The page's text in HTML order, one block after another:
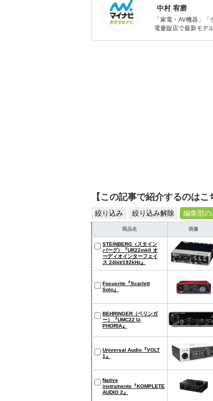
中村 宥磨
「家電・AV機器」
電量販店で最新モデ
【この記事で紹介するのはこ
絞り込み 絞り込み解除 編集部
商品名 画像
STEINBERG（スタイン
バーグ）『UR22mkII オ
ーディオインターフェイ
ス 24bit/192kHz』
Focusrite『Scarlett
Solo』
BEHRINGER（ベリンガ
ー）『UMC22 U-
PHORIA』
Universal Audio『VOLT
1』
Native
instruments『KOMPLETE
AUDIO 2』